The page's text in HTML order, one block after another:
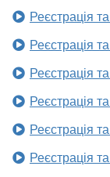
Реєстрація
Реєстрація
Реєстрація
Реєстрація
Реєстрація
Реєстрація